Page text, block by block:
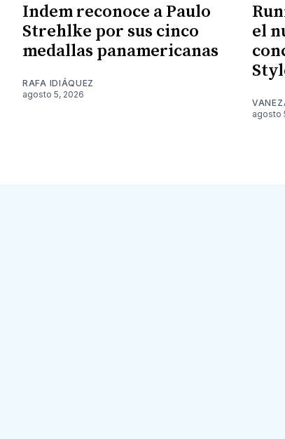
Indem reconoce a Paulo
Strehlke por sus cinco
medallas panamericanas
RAFA IDIÁQUEZ
agosto 5, 2026
el
agosto